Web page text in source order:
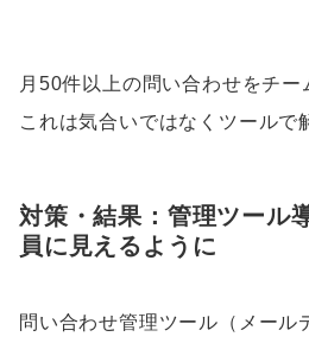
月50件以上の問い合わせをチー
これは気合いではなくツールで
対策・結果：管理ツール
員に見えるように
問い合わせ管理ツール（メー